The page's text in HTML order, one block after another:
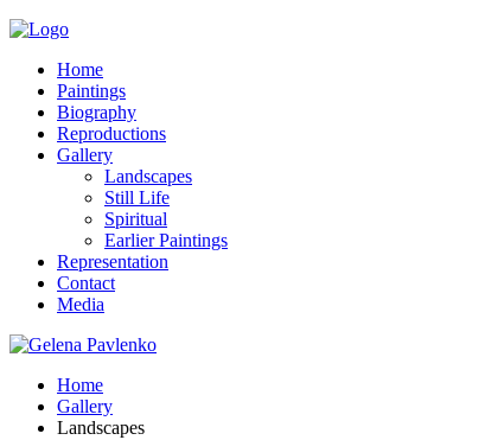
Home
Paintings
Biography
Reproductions
Gallery
Landscapes
Still Life
Spiritual
Earlier Paintings
Representation
Contact
Media
Home
Gallery
Landscapes